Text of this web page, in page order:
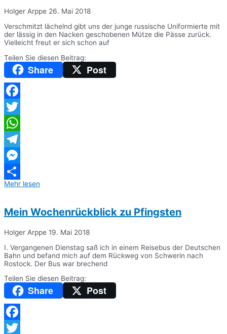
Holger Arppe 26. Mai 2018
Verschmitzt lächelnd gibt uns der junge russische Uniformierte mit
der lässig in den Nacken geschobenen Mütze die Pässe zurück.
Vielleicht freut er sich schon auf
Teilen Sie diesen Beitrag:
Share Post
Facebook
Twitter
WhatsApp
Telegram
Messenger
Teilen
Mehr lesen
Mein Wochenrückblick zu Pfingsten
Holger Arppe 19. Mai 2018
I. Vergangenen Dienstag saß ich in einem Reisebus der Deutschen
Bahn und befand mich auf dem Rückweg von Schwerin nach
Rostock. Der Bus war brechend
Teilen Sie diesen Beitrag:
Share Post
Facebook